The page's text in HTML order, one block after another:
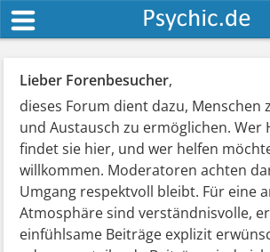
Lieber Forenbesucher,
dieses Forum dient dazu, Menschen
und Austausch zu ermöglichen. Wer
findet sie hier, und wer helfen
willkommen. Moderatoren achten
Umgang respektvoll bleibt. Für eine
Atmosphäre sind verständnisvolle,
einfühlsame Beiträge explizit